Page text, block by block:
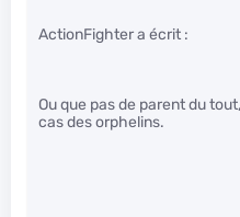
ActionFighter a écrit :
Ou que pas de parent du
cas des orphelins.